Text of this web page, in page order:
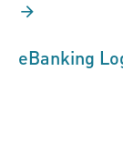
eBanking